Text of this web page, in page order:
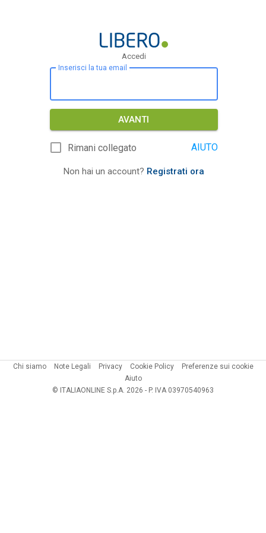
Accedi
Inserisci la tua email
AVANTI
Rimani collegato AIUTO
Non hai un account? Registrati ora
Chi siamo Note Legali Privacy Cookie Policy
Preferenze sui cookie
Aiuto
© ITALIAONLINE S.p.A. 2026 - P. IVA 03970540963